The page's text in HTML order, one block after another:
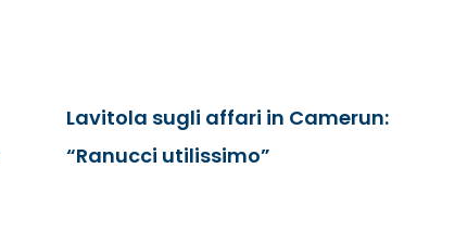
Lavitola sugli affari in Camerun:
“Ranucci utilissimo”